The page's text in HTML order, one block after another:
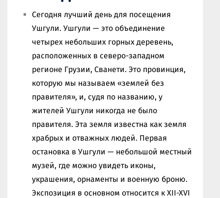
Сегодня лучший день для посещения
Ушгули. Ушгули — это объединение
четырех небольших горных деревень,
расположенных в северо-западном
регионе Грузии, Сванети. Это провинция,
которую мы называем «землей без
правителя», и, судя по названию, у
жителей Ушгули никогда не было
правителя. Эта земля известна как земля
храбрых и отважных людей. Первая
остановка в Ушгули — небольшой местный
музей, где можно увидеть иконы,
украшения, орнаменты и военную броню.
Экспозиция в основном относится к XII-XVI